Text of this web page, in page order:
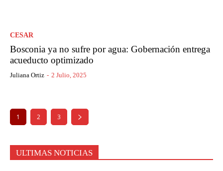
CESAR
Bosconia ya no sufre por agua: Gobernación entrega
acueducto optimizado
Juliana Ortiz - 2 Julio, 2025
1 2 3
ULTIMAS NOTICIAS